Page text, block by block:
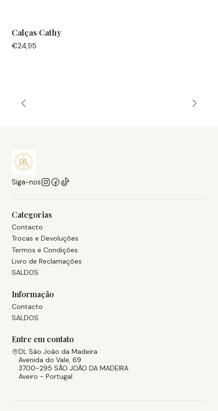
Calças Cathy
€24,95
Siga-nos
Categorias
Contacto
Trocas e Devoluções
Termos e Condições
Livro de Reclamações
SALDOS
Informação
Contacto
SALDOS
Entre em contato
DL São João da Madeira
Avenida do Vale, 69
3700-295 SÃO JOÃO DA MADEIRA
Aveiro - Portugal